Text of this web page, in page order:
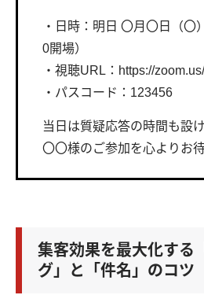
・日時：明日 〇月〇日（〇
0開場）
・視聴URL：https://
・パスコード：123456
当日は質疑応答の時間も設
〇〇様のご参加を心よりお
集客効果を最大化する
グ」と「件名」のコツ